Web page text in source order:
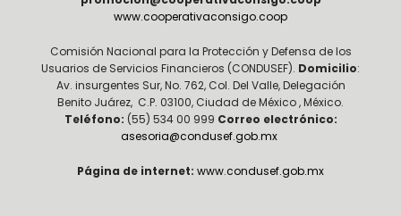
www.cooperativaconsigo.coop
Comisión Nacional para la Protección y Defensa de los
Usuarios de Servicios Financieros (CONDUSEF). Domicilio:
Av. insurgentes Sur, No. 762, Col. Del Valle, Delegación
Benito Juárez, C.P. 03100, Ciudad de México , México.
Teléfono: (55) 534 00 999 Correo electrónico:
asesoria@condusef.gob.mx
Página de internet: www.condusef.gob.mx